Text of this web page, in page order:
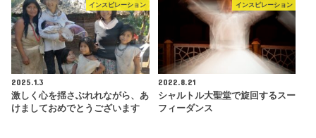
インスピレーション
2025.1.3
激しく心を揺さぶれれながら、あ
けましておめでとうございます
インスピレーション
2022.8.21
シャルトル大聖堂で旋回するスー
フィーダンス